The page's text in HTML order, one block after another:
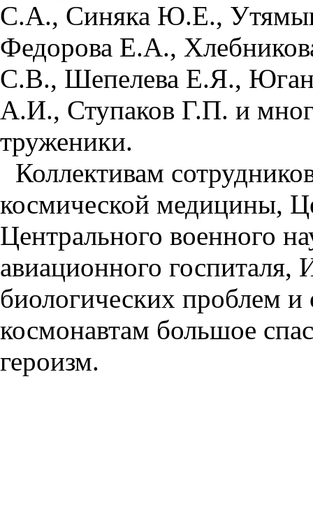
С.А., Синяка Ю.Е.,
Федорова Е.А.,
С.В., Шепелева Е.Я.,
А.И., Ступаков Г.П. и
труженики.
Коллективам
космической медицины,
Центрального военного
авиационного госпиталя,
биологических проблем
космонавтам большое
героизм.